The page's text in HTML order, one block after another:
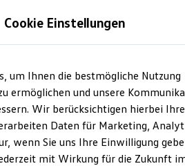
Cookie Einstellungen
um Ihnen die bestmögliche Nutzung
ermöglichen und unsere
Wir berücksichtigen hierbei Ihre
Daten für Marketing,
wenn Sie uns Ihre Einwilligung
mit Wirkung für die Zukunft